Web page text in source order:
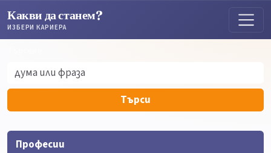
Какви да станем?
ИЗБЕРИ КАРИЕРА
Търси
Професии